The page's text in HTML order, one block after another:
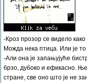
-Кроз прозор се видело
Можда нека птица. Или је
-Али она је запањујуће
брзо, дубоко и ефикасно.
стране, све оно што је не